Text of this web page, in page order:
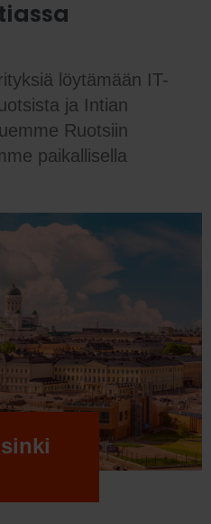
löytämään IT-
ja Intian
Ruotsiin
paikallisella